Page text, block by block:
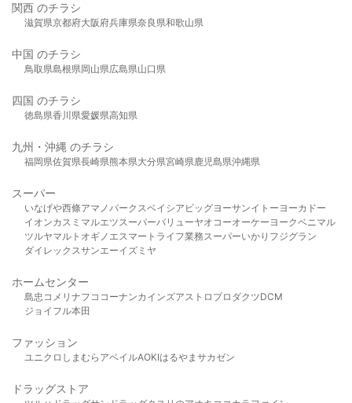
関西 のチラシ
滋賀県京都府大阪府兵庫県奈良県和歌山県
中国 のチラシ
鳥取県島根県岡山県広島県山口県
四国 のチラシ
徳島県香川県愛媛県高知県
九州・沖縄 のチラシ
福岡県佐賀県長崎県熊本県大分県宮崎県鹿児島県沖縄県
スーパー
いなげや西條アマノパークスベイシア ビッグヨーサンイトーヨーカドー
イオンカスミ マルエツスーパーバリューヤオコーオーケー ヨークベニマル
ツルヤマルト オギノ エスマート ライフ業務スーパーいかり フジグラン
ダイレックスサンエーイズミヤ
ホームセンター
島忠 コメリ ナフコ コーナンカインズアストロプロダクツDCM
ジョイフル本田
ファッション
ユニクロ しまむら アベイルAOKIはるやま サカゼン
ドラッグストア